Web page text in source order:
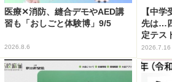
医療✕消防、縫合デモやAED講
習も「おしごと体験博」9/5
2026.8.6
【中
先は…
定テス
2026.7.16